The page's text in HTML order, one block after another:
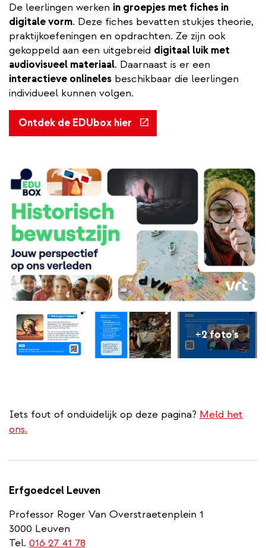
De leerlingen werken in groepjes met fiches in
digitale vorm. Deze fiches bevatten stukjes theorie,
praktijkoefeningen en opdrachten. Ze zijn ook
gekoppeld aan een uitgebreid digitaal luik met
audiovisueel materiaal. Daarnaast is er een
interactieve onlineles beschikbaar die leerlingen
individueel kunnen volgen.
Ontdek de EDUbox hier (externe
link)
+2 foto's
Iets fout of onduidelijk op deze pagina? Meld het
ons.
Erfgoedcel Leuven
Professor Roger Van Overstraetenplein 1
3000 Leuven
Tel. 016 27 41 78